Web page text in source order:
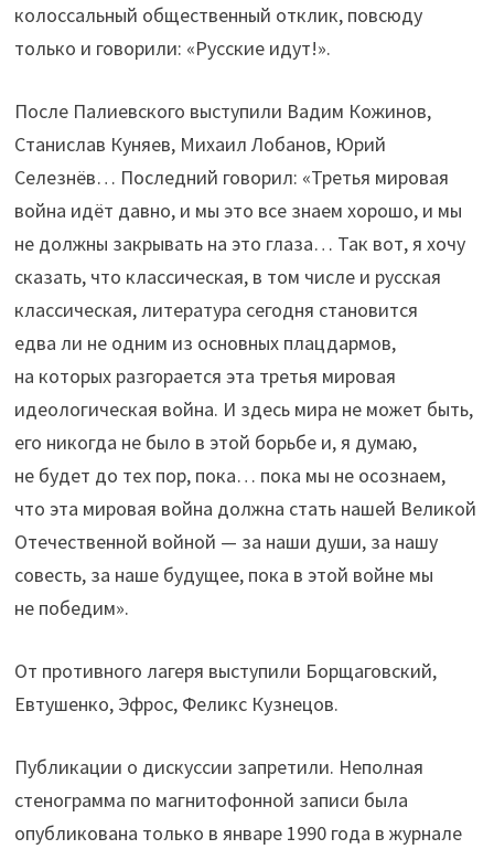
колоссальный общественный отклик, повсюду
только и говорили: «Русские идут!».
После Палиевского выступили Вадим Кожинов,
Станислав Куняев, Михаил Лобанов, Юрий
Селезнёв… Последний говорил: «Третья мировая
война идёт давно, и мы это все знаем хорошо, и мы
не должны закрывать на это глаза… Так вот, я хочу
сказать, что классическая, в том числе и русская
классическая, литература сегодня становится
едва ли не одним из основных плацдармов,
на которых разгорается эта третья мировая
идеологическая война. И здесь мира не может быть,
его никогда не было в этой борьбе и, я думаю,
не будет до тех пор, пока… пока мы не осознаем,
что эта мировая война должна стать нашей Великой
Отечественной войной — за наши души, за нашу
совесть, за наше будущее, пока в этой войне мы
не победим».
От противного лагеря выступили Борщаговский,
Евтушенко, Эфрос, Феликс Кузнецов.
Публикации о дискуссии запретили. Неполная
стенограмма по магнитофонной записи была
опубликована только в январе 1990 года в журнале